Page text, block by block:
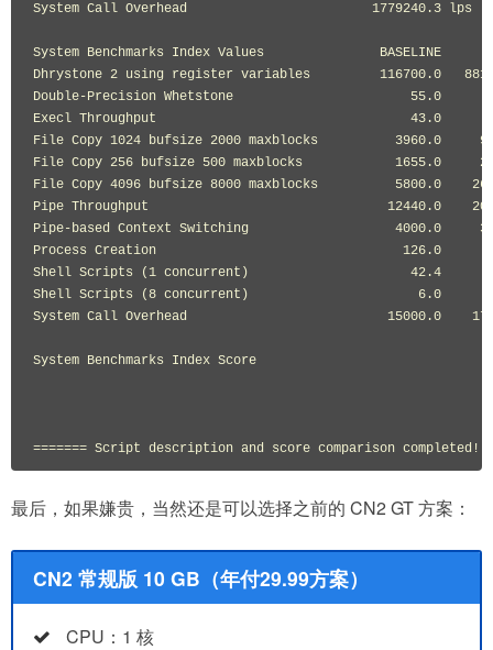
System Call Overhead                        1779240.3 lps
System Benchmarks Index Values               BASELINE
Dhrystone 2 using register variables         116700.0
Double-Precision Whetstone                       55.0
Execl Throughput                                 43.0
File Copy 1024 bufsize 2000 maxblocks          3960.0
File Copy 256 bufsize 500 maxblocks            1655.0
File Copy 4096 bufsize 8000 maxblocks          5800.0
Pipe Throughput                               12440.0
Pipe-based Context Switching                   4000.0
Process Creation                                126.0
Shell Scripts (1 concurrent)                     42.4
Shell Scripts (8 concurrent)                      6.0
System Call Overhead                          15000.0
System Benchmarks Index Score
最后，如果嫌贵，当然还是可以选择之前的 CN2 GT 方案：
CN2 常规版 10 GB（年付29.99方案）
CPU：1 核